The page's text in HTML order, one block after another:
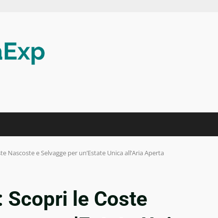
Nascoste e Selvagge per un’Estate Unica all’Aria Aperta
Scopri le Coste